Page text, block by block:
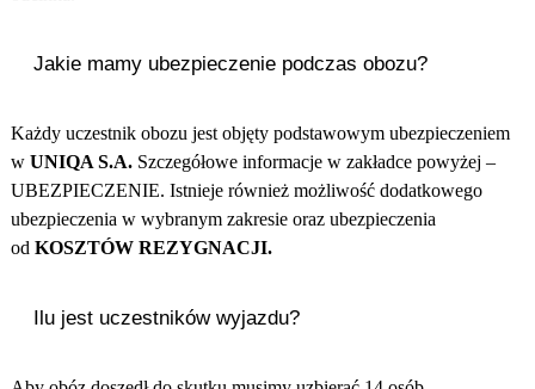
Jakie mamy ubezpieczenie podczas obozu?
Każdy uczestnik obozu jest objęty podstawowym ubezpieczeniem
w UNIQA S.A. Szczegółowe informacje w zakładce powyżej –
UBEZPIECZENIE. Istnieje również możliwość dodatkowego
ubezpieczenia w wybranym zakresie oraz ubezpieczenia
od KOSZTÓW REZYGNACJI.
Ilu jest uczestników wyjazdu?